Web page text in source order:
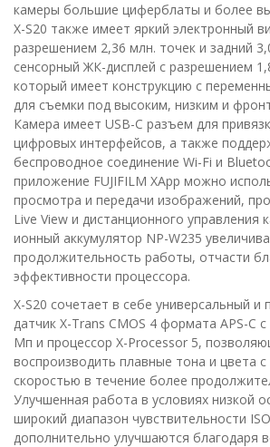
камеры большие циферблаты и более
X-S20 также имеет яркий электронный
разрешением 2,36 млн. точек и задний
сенсорный ЖК-дисплей с разрешением
который имеет конструкцию с
для съемки под высоким, низким и
Камера имеет USB-C разъем для
цифровых интерфейсов, а также
беспроводное соединение Wi-Fi и
приложение FUJIFILM XApp можно
просмотра и передачи изображений,
Live View и дистанционного управления
ионный аккумулятор NP-W235
продолжительность работы, отчасти
эффективности процессора.
X-S20 сочетает в себе универсальный и
датчик X-Trans CMOS 4 формата APS-C
Мп и процессор X-Processor 5,
воспроизводить плавные тона и цвета
скоростью в течение более
Улучшенная работа в условиях низкой
широкий диапазон чувствительности
дополнительно улучшаются благодаря